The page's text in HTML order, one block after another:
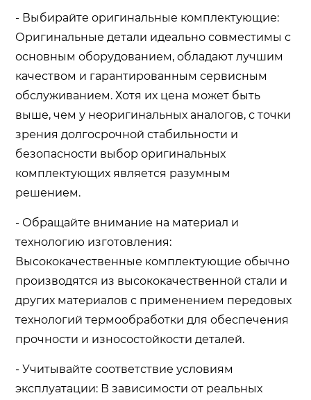
- Выбирайте оригинальные комплектующие:
Оригинальные детали идеально совместимы с
основным оборудованием, обладают лучшим
качеством и гарантированным сервисным
обслуживанием. Хотя их цена может быть
выше, чем у неоригинальных аналогов, с точки
зрения долгосрочной стабильности и
безопасности выбор оригинальных
комплектующих является разумным
решением.
- Обращайте внимание на материал и
технологию изготовления:
Высококачественные комплектующие обычно
производятся из высококачественной стали и
других материалов с применением передовых
технологий термообработки для обеспечения
прочности и износостойкости деталей.
- Учитывайте соответствие условиям
эксплуатации: В зависимости от реальных